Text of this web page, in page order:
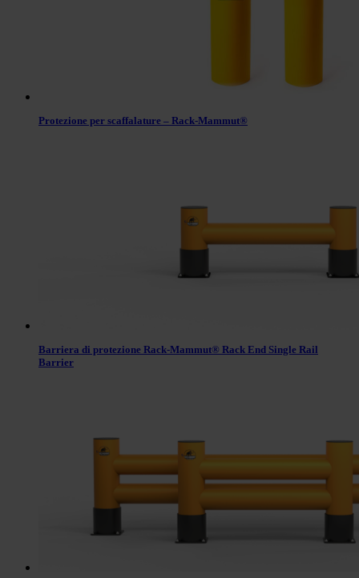
Protezione per scaffalature – Rack-Mammut®
Barriera di protezione Rack-Mammut® Rack End Single Rail
Barrier